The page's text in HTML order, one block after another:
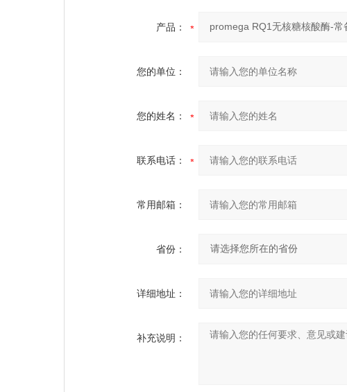
产品：
您的单位：
您的姓名：
联系电话：
常用邮箱：
省份：
详细地址：
补充说明：